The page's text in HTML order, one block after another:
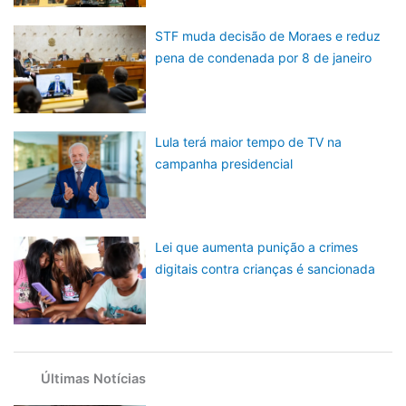
STF muda decisão de Moraes e reduz
pena de condenada por 8 de janeiro
Lula terá maior tempo de TV na
campanha presidencial
Lei que aumenta punição a crimes
digitais contra crianças é sancionada
Últimas Notícias